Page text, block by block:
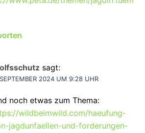
sagt:
2024 UM 9:28 UHR
noch etwas zum Thema:
wildbeimwild.com/haeufung-
jagdunfaellen-und-forderungen-